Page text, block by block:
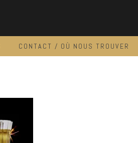
CONTACT / OÙ NOUS TROUVER